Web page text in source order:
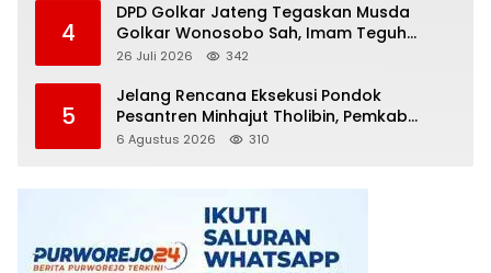
4
DPD Golkar Jateng Tegaskan Musda
Golkar Wonosobo Sah, Imam Teguh
Purnomo Terpilih Secara Aklamasi
26 Juli 2026 342
5
Jelang Rencana Eksekusi Pondok
Pesantren Minhajut Tholibin, Pemkab
Purworejo Dorong Penundaan hingga
6 Agustus 2026 310